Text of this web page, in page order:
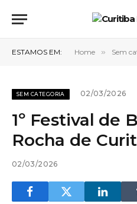
ESTAMOS EM: Home » Sem
SEM CATEGORIA 02/03/2026
1º Festival de
Rocha de
02/03/2026